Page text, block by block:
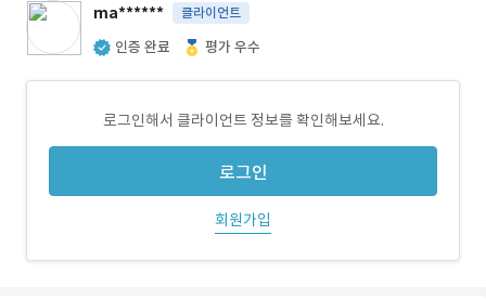
ma****** 클라이언트
인증 완료 평가 우수
로그인해서 클라이언트 정보를 확인해보세요.
로그인
회원가입